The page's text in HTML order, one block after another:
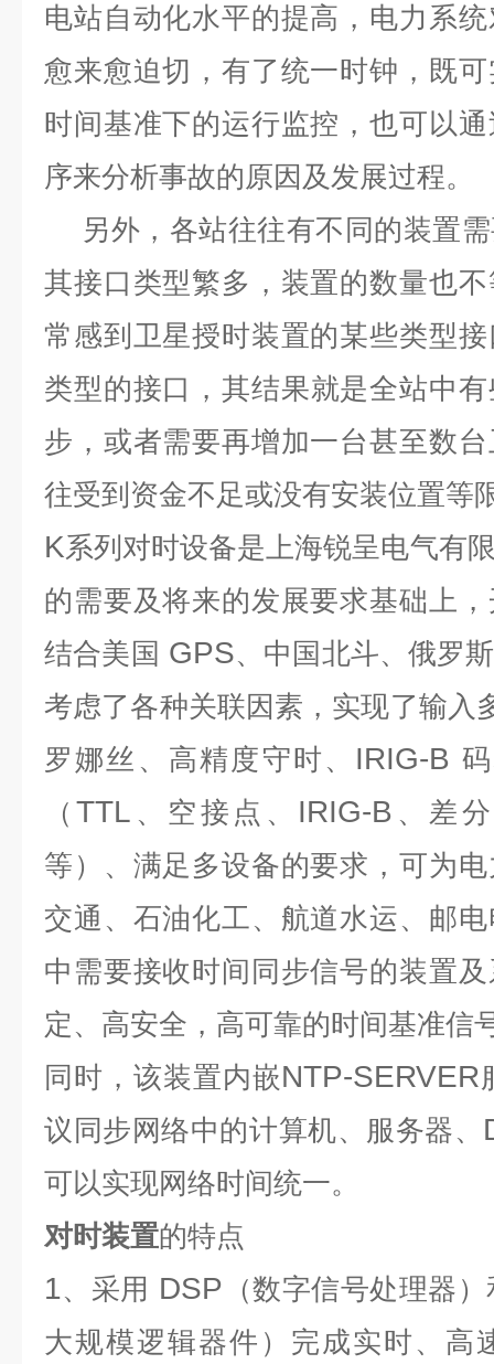
电站自动化水平的提高，电力系
愈来愈迫切，有了统一时钟，既
时间基准下的运行监控，也可以
序来分析事故的原因及发展过程。
另外，各站往往有不同的装置
其接口类型繁多，装置的数量也
常感到卫星授时装置的某些类型
类型的接口，其结果就是全站中
步，或者需要再增加一台甚至数
往受到资金不足或没有安装位置等
K系列对时设备是上海锐呈电气有
的需要及将来的发展要求基础上
结合美国 GPS、中国北斗、俄罗
考虑了各种关联因素，实现了输入
罗娜丝、高精度守时、 IRIG-B
（TTL 、空接点、 IRIG-B 、差
等）、满足多设备的要求，可为
交通、石油化工、航道水运、邮
中需要接收时间同步信号的装置
定、高安全，高可靠的时间基准信
同时，该装置内嵌NTP-SERVER
议同步网络中的计算机、服务器、
可以实现网络时间统一。
对时装置的特点
1、采用 DSP （数字信号处理器
大规模逻辑器件）完成实时、高